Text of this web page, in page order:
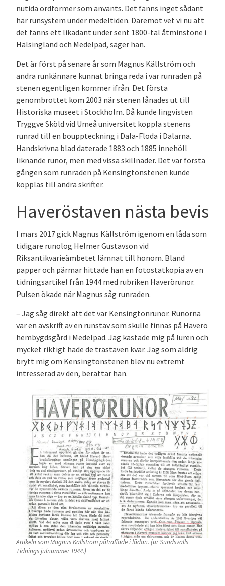
nutida ordformer som använts. Det fanns inget sådant
här runsystem under medeltiden. Däremot vet vi nu att
det fanns ett likadant under sent 1800-tal åtminstone i
Hälsingland och Medelpad, säger han.
Det är först på senare år som Magnus Källström och
andra runkännare kunnat bringa reda i var runraden på
stenen egentligen kommer ifrån. Det första
genombrottet kom 2003 när stenen lånades ut till
Historiska museet i Stockholm. Då kunde lingvisten
Tryggve Sköld vid Umeå universitet koppla stenens
runrad till en bouppteckning i Dala-Floda i Dalarna.
Handskrivna blad daterade 1883 och 1885 innehöll
liknande runor, men med vissa skillnader. Det var första
gången som runraden på Kensingtonstenen kunde
kopplas till andra skrifter.
Haveröstaven nästa bevis
I mars 2017 gick Magnus Källström igenom en låda som
tidigare runolog Helmer Gustavson vid
Riksantikvarieämbetet lämnat till honom. Bland
papper och pärmar hittade han en fotostatkopia av en
tidningsartikel från 1944 med rubriken Haverörunor.
Pulsen ökade när Magnus såg runraden.
– Jag såg direkt att det var Kensingtonrunor. Runorna
var en avskrift av en runstav som skulle finnas på Haverö
hembygdsgård i Medelpad. Jag kastade mig på luren och
mycket riktigt hade de trästaven kvar. Jag som aldrig
brytt mig om Kensingtonstenen blev nu extremt
intresserad av den, berättar han.
Artikeln som Magnus Källström påträffade i lådan. (ur Sundsvalls
Tidnings julnummer 1944.)